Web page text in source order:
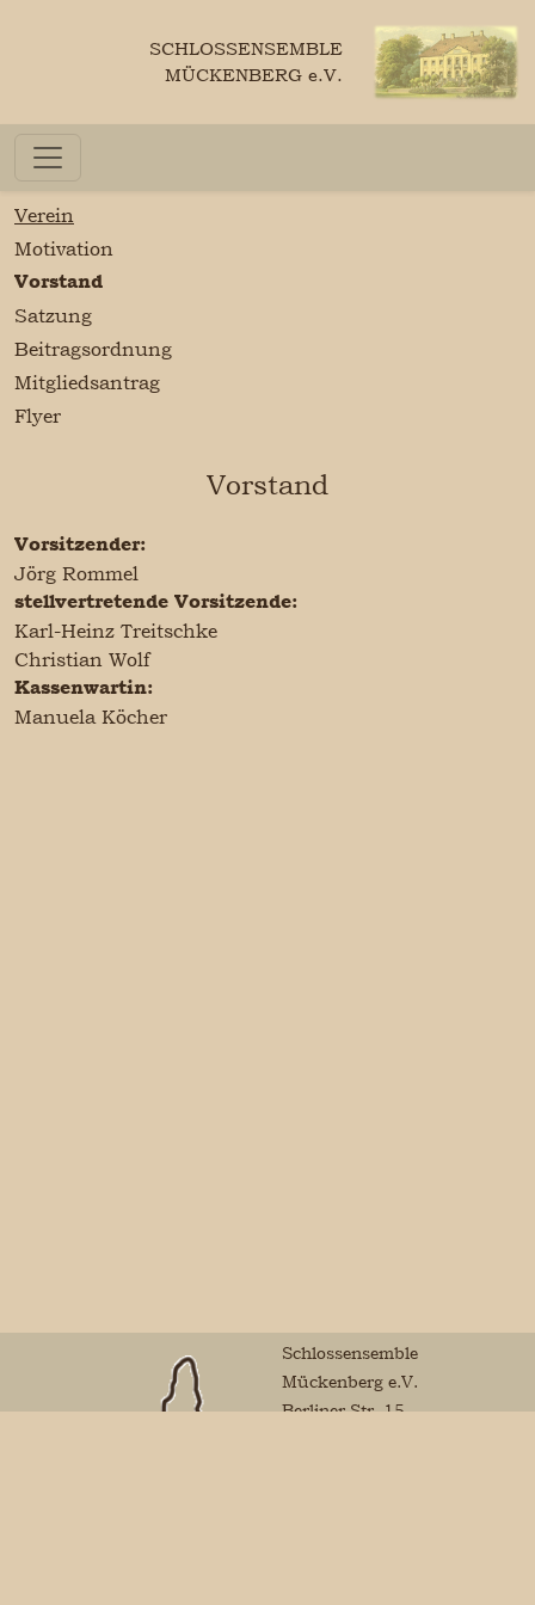
SCHLOSSENSEMBLE
MÜCKENBERG e.V.
Verein
Motivation
Vorstand
Satzung
Beitragsordnung
Mitgliedsantrag
Flyer
Vorstand
Vorsitzender:
Jörg Rommel
stellvertretende Vorsitzende:
Karl-Heinz Treitschke
Christian Wolf
Kassenwartin:
Manuela Köcher
Schlossensemble
Mückenberg e.V.
Berliner Str. 15